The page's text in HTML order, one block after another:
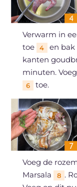
Verwarm in
toe
4
en
kanten
minuten.
6 toe.
Voeg de
Marsala
8 .